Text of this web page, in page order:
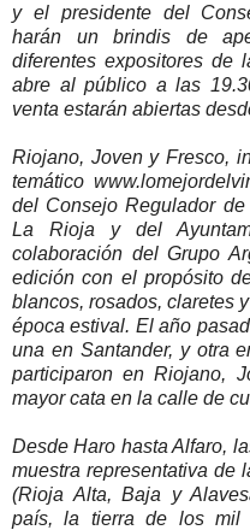
y el presidente del
harán un brindis de
diferentes expositores de
abre al público a las
venta estarán abiertas
Riojano, Joven y Fresco,
temático
del Consejo Regulador
La Rioja y del
colaboración del Grupo
edición con el propósito
blancos, rosados, claretes
época estival. El año
una en Santander, y otra
participaron en Riojano,
mayor cata en la calle de
Desde Haro hasta Alfaro,
muestra representativa de
(Rioja Alta, Baja y
país, la tierra de los mil